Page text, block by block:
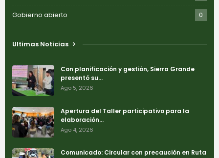
Gobierno abierto 0
Ultimas Noticias
Con planificación y gestión, Sierra Grande
presentó su…
Ago 5, 2026
Apertura del Taller participativo para la
elaboración…
Ago 4, 2026
Comunicado: Circular con precaución en Ruta